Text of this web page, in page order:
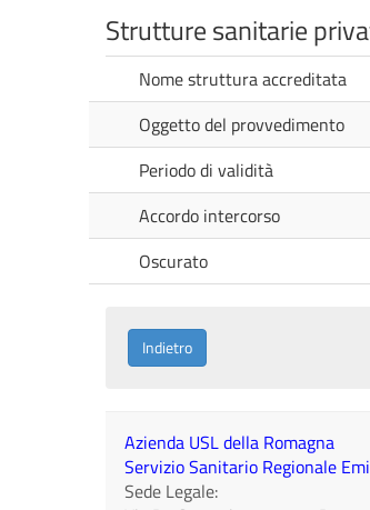
Strutture sanitarie
Nome struttura accreditata
Oggetto del provvedimento
Periodo di validità
Accordo intercorso
Oscurato
Indietro
Azienda USL della Romagna
Servizio Sanitario Regionale
Sede Legale: